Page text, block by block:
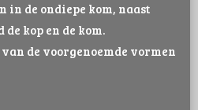
in de ondiepe kom, naast
kop en de kom.
de voorgenoemde vormen